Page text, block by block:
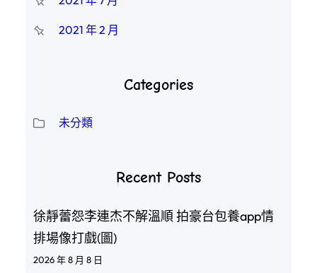
2021 年 2 月
Categories
未分類
Recent Posts
徐靜蕾怨李連杰不解溫順 拍豪台包養app情
排場像打戲(圖)
2026 年 8 月 8 日